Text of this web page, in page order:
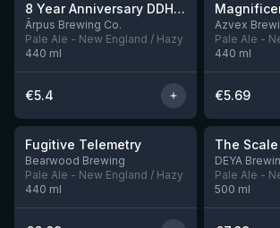
8 Year Anniversary DDH NZ Pale Ale
Ārpus Brewing Co.
Pale Ale - New England / Hazy
440 ml
€5.4
Azvex
Pale Ale -
440 ml
€5.69
Nog 10
★3.8
Fugitive Telemetry
Bearwood Brewing
Pale Ale - New England / Hazy
440 ml
★3.85
DEYA
Pale Ale -
500 ml